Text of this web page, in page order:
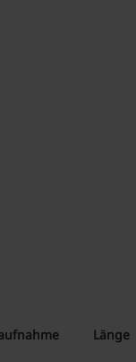
Länge